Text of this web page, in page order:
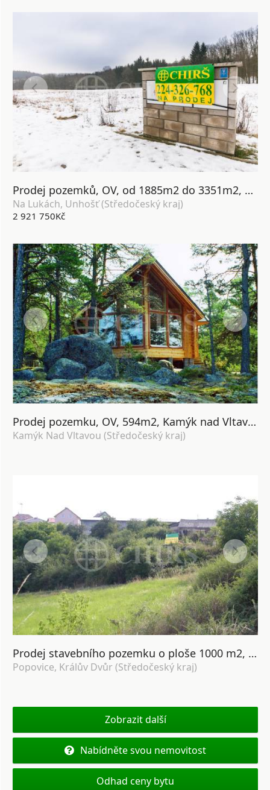
Prodej pozemků, OV, od 1885m2 do 3351m2, ul. Na Lukách, Unhošť, Středočeský kraj
Na Lukách, Unhošť (Středočeský kraj)
2 921 750Kč
Prodej pozemku, OV, 594m2, Kamýk nad Vltavou, Středočeský kraj
Kamýk Nad Vltavou (Středočeský kraj)
Prodej stavebního pozemku o ploše 1000 m2, Popovice - Kralův Dvůr, Beroun
Popovice, Králův Dvůr (Středočeský kraj)
Zobrazit další
Nabídněte svou nemovitost
Odhad ceny bytu